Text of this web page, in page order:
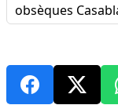
obsèques